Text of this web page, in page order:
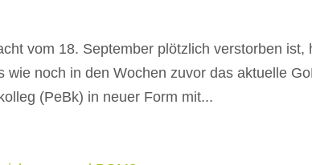
vom 18. September plötzlich verstorben ist,
noch in den Wochen zuvor das aktuelle
(PeBk) in neuer Form mit...